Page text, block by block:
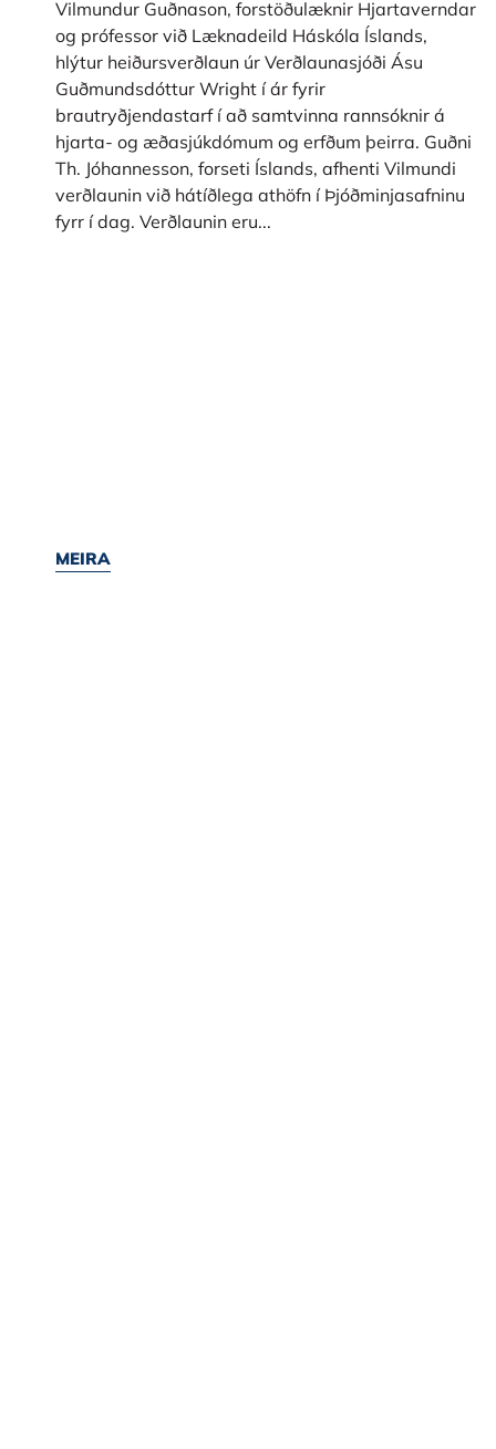
Vilmundur Guðnason, forstöðulæknir Hjartaverndar
og prófessor við Læknadeild Háskóla Íslands,
hlýtur heiðursverðlaun úr Verðlaunasjóði Ásu
Guðmundsdóttur Wright í ár fyrir
brautryðjendastarf í að samtvinna rannsóknir á
hjarta- og æðasjúkdómum og erfðum þeirra. Guðni
Th. Jóhannesson, forseti Íslands, afhenti Vilmundi
verðlaunin við hátíðlega athöfn í Þjóðminjasafninu
fyrr í dag. Verðlaunin eru...
MEIRA